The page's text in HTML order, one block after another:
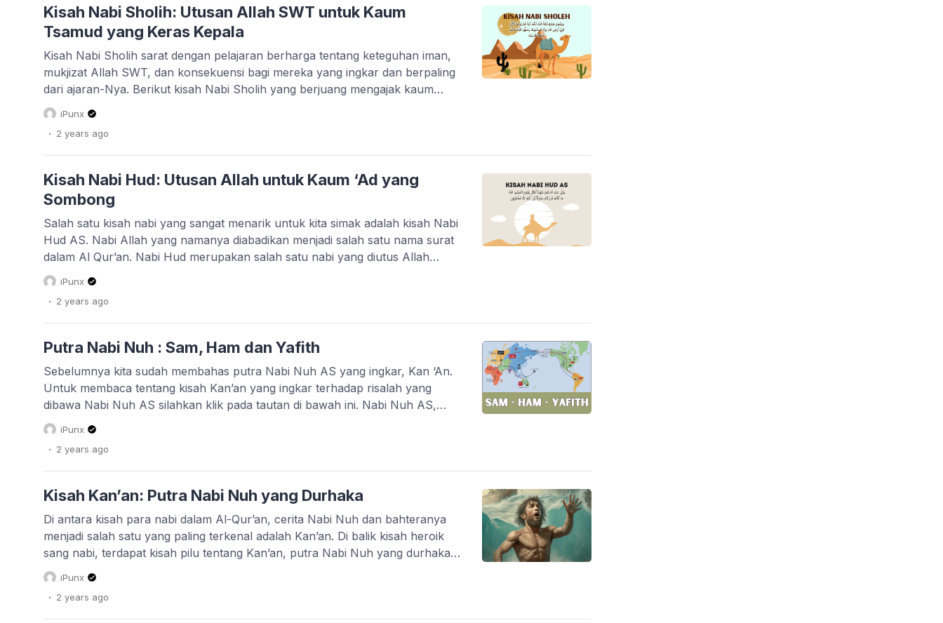
Kisah Nabi Sholih: Utusan Allah SWT untuk Kaum
Tsamud yang Keras Kepala
Kisah Nabi Sholih sarat dengan pelajaran berharga tentang keteguhan iman,
mukjizat Allah SWT, dan konsekuensi bagi mereka yang ingkar dan berpaling
dari ajaran-Nya. Berikut kisah Nabi Sholih yang berjuang mengajak kaum
Tsamud kembali kepada iman kepada Allah SWT. Nabi Sholih merupakan
salah satu dari 25 nabi yang diutus oleh Allah SWT untuk menyampaikan
risalah Islam […]
iPunx
. 2 years ago
Kisah Nabi Hud: Utusan Allah untuk Kaum ‘Ad yang
Sombong
Salah satu kisah nabi yang sangat menarik untuk kita simak adalah kisah Nabi
Hud AS. Nabi Allah yang namanya diabadikan menjadi salah satu nama surat
dalam Al Qur’an. Nabi Hud merupakan salah satu nabi yang diutus Allah
untuk mengingatkan kaum ‘Ad yang sombong dan berbuat kerusakan di muka
bumi. Kisah Nabi Hud penuh dengan pelajaran […]
iPunx
. 2 years ago
Putra Nabi Nuh : Sam, Ham dan Yafith
Sebelumnya kita sudah membahas putra Nabi Nuh AS yang ingkar, Kan ‘An.
Untuk membaca tentang kisah Kan’an yang ingkar terhadap risalah yang
dibawa Nabi Nuh AS silahkan klik pada tautan di bawah ini. Nabi Nuh AS,
diutus Allah SWT untuk mengajak kaumnya kembali kepada tauhid dan
meninggalkan kesyirikan. Di tengah masa dakwah yang penuh rintangan, […]
iPunx
. 2 years ago
Kisah Kan’an: Putra Nabi Nuh yang Durhaka
Di antara kisah para nabi dalam Al-Qur’an, cerita Nabi Nuh dan bahteranya
menjadi salah satu yang paling terkenal adalah Kan’an. Di balik kisah heroik
sang nabi, terdapat kisah pilu tentang Kan’an, putra Nabi Nuh yang durhaka
dan menolak mengikuti ajaran Allah SWT. Allah SWT mengabadikan kisah
Kan’an ini dalah Al Qur’an surat Hud ayat 45 […]
iPunx
. 2 years ago